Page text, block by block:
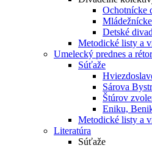
Ochotnícke
Detské
Metodické listy a
Umelecký prednes a
Súťaže
Sárova
Štúrov
Eniku,
Metodické listy a
Literatúra
Súťaže